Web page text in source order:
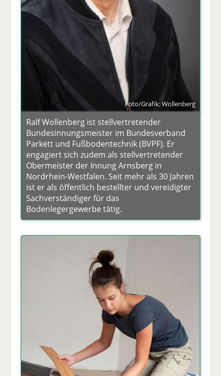
Foto/Grafik: Wollenberg
Ralf Wollenberg ist stellvertretender
Bundesinnungsmeister im Bundesverband
Parkett und Fußbodentechnik (BVPF). Er
engagiert sich zudem als stellvertretender
Obermeister der Innung Arnsberg in
Nordrhein-Westfalen. Seit mehr als 30 Jahren
ist er als öffentlich bestellter und vereidigter
Sachverständiger für das
Bodenlegergewerbe tätig.